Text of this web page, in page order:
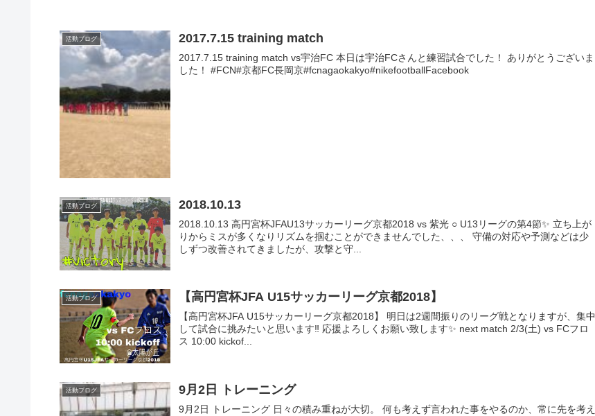
活動ブログ 2017.7.15 training match
2017.7.15 training match vs宇治FC 本日は宇治FCさんと練習試合でした！ ありがとうございま
した！ #FCN#京都FC長岡京#fcnagaokakyo#nikefootballFacebook
活動ブログ 2018.10.13
2018.10.13 高円宮杯JFAU13サッカーリーグ京都2018 vs 紫光 ○ U13リーグの第4節✨ 立ち上が
りからミスが多くなりリズムを掴むことができませんでした、、、 守備の対応や予測などは少
しずつ改善されてきましたが、攻撃と守...
活動ブログ 【高円宮杯JFA U15サッカーリーグ京都2018】
【高円宮杯JFA U15サッカーリーグ京都2018】 明日は2週間振りのリーグ戦となりますが、集中
して試合に挑みたいと思います‼️ 応援よろしくお願い致します✨ next match 2/3(土) vs FCフロ
ス 10:00 kickof...
活動ブログ 9月2日 トレーニング
9月2日 トレーニング 日々の積み重ねが大切。 何も考えず言われた事をやるのか、常に先を考え